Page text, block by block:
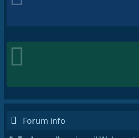
Forum info